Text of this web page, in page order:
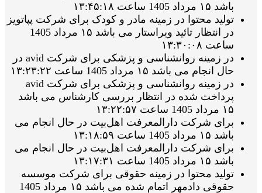
باشد ۱۵ مرداد 1405 ساعت ۱۳:۴۵:۱۸
تولید محتوا در زمینه مادر و کودک برای شرکت پپاتویز
در انتظار تائید ویراستار می باشد ۱۵ مرداد 1405
ساعت ۱۳:۳۰:۰۸
در زمینه روانشناسی و پزشکی برای شرکت avid در
حال انجام می باشد ۱۵ مرداد 1405 ساعت ۱۳:۲۳:۲۲
در زمینه روانشناسی و پزشکی برای شرکت avid
پرداخت شده در انتظار بررسی کارشناس می باشد
۱۵ مرداد 1405 ساعت ۱۳:۲۲:۵۷
برای شرکت دارالمعرفت اهل‌بیت در حال انجام می
باشد ۱۵ مرداد 1405 ساعت ۱۳:۱۸:۵۹
برای شرکت دارالمعرفت اهل‌بیت در حال انجام می
باشد ۱۵ مرداد 1405 ساعت ۱۳:۱۷:۳۱
تولید محتوا در زمینه حقوقی برای شرکت موسسه
حقوقی دادمهر اتمام شده می باشد ۱۵ مرداد 1405